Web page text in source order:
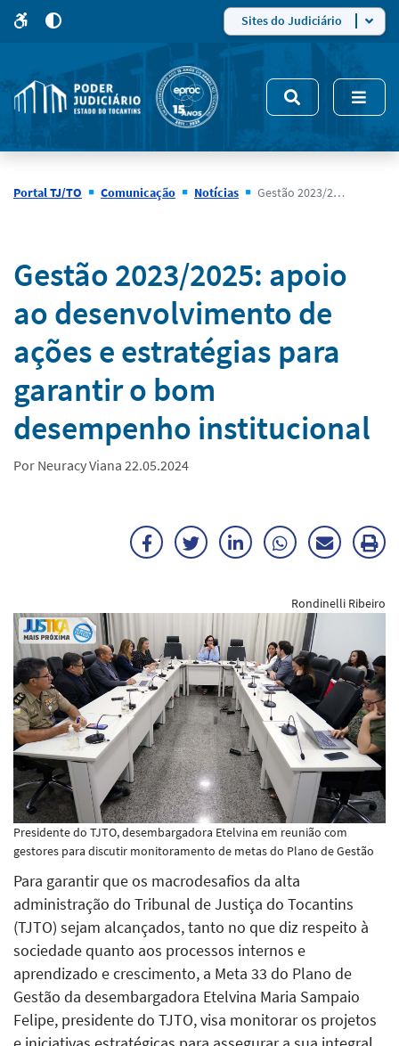
site
5
modo
de
alto
Sites do Judiciário
Portal TJ/TO Comunicação Notícias Gestão 2023/2025: apoio ao desenvolvimento de ações e estratégias para garantir o bom desempenho institucional
Notícias
Gestão 2023/2025: apoio
ao desenvolvimento de
ações e estratégias para
garantir o bom
desempenho institucional
Por Neuracy Viana 22.05.2024
FacebookTwitterLinkedInWhatsApp
Enviar
E-
Rondinelli Ribeiro
Presidente do TJTO, desembargadora Etelvina em reunião com
gestores para discutir monitoramento de metas do Plano de Gestão
Para garantir que os macrodesafios da alta
administração do Tribunal de Justiça do Tocantins
(TJTO) sejam alcançados, tanto no que diz respeito à
sociedade quanto aos processos internos e
aprendizado e crescimento, a Meta 33 do Plano de
Gestão da desembargadora Etelvina Maria Sampaio
Felipe, presidente do TJTO, visa monitorar os projetos